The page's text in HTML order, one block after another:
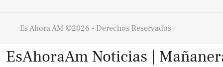
Es Ahora AM ©2026 - Derechos Reservados
EsAhoraAm Noticias |